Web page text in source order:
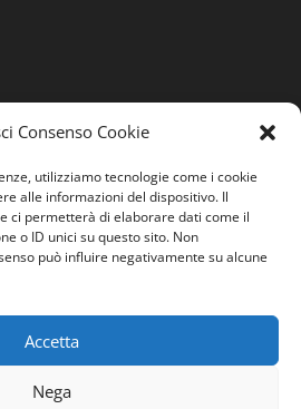
Consenso Cookie
utilizziamo tecnologie come i cookie
alle informazioni del dispositivo. Il
ci permetterà di elaborare dati come il
o ID unici su questo sito. Non
può influire negativamente su alcune
Accetta
Nega
Sviluppo del Territorio
di lavoro